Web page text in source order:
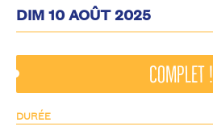
DIM 10 AOÛT 2025
complet !
DURÉE